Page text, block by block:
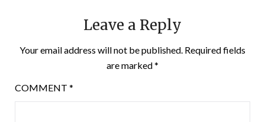
Leave a Reply
Your email address will not be published. Required fields
are marked*
COMMENT *